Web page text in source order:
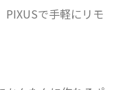
PIXUSで手軽にリモ